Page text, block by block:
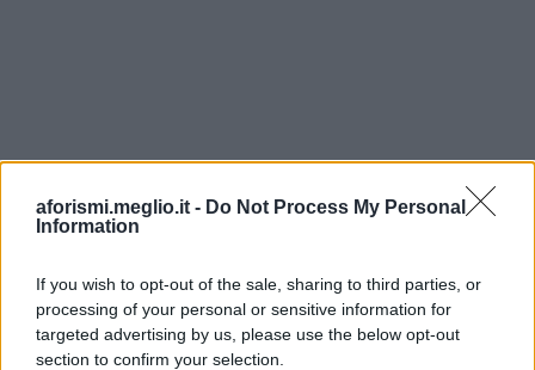
aforismi.meglio.it - Do Not Process My Personal
Information
If you wish to opt-out of the sale, sharing to third parties, or
processing of your personal or sensitive information for
targeted advertising by us, please use the below opt-out
section to confirm your selection.
Ricevi LE FRASI PIÙ BELLE via e-mail